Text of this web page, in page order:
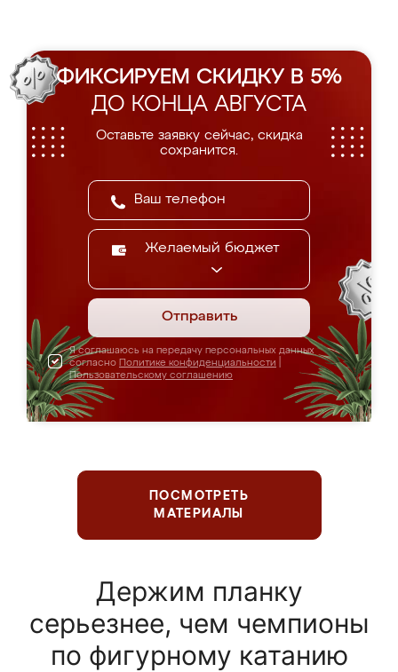
ФИКСИРУЕМ СКИДКУ В 5%
ДО КОНЦА АВГУСТА
Оставьте заявку сейчас, скидка
сохранится.
Желаемый бюджет
Отправить
Я соглашаюсь на передачу персональных данных
согласно Политике конфиденциальности
Пользовательскому соглашению
ПОСМОТРЕТЬ
МАТЕРИАЛЫ
Держим планку
серьезнее, чем чемпионы
по фигурному катанию